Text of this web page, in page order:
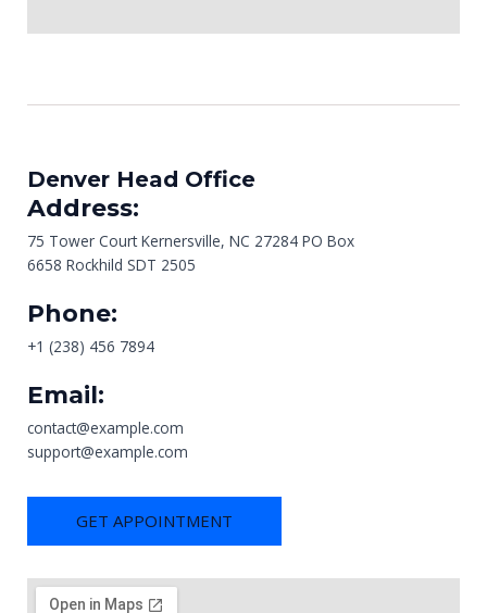
Denver Head Office
Address:
75 Tower Court Kernersville, NC 27284 PO Box
6658 Rockhild SDT 2505
Phone:
+1 (238) 456 7894
Email:
contact@example.com
support@example.com
GET APPOINTMENT